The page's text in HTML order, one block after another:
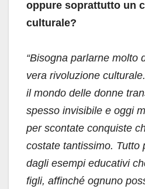
oppure soprattutto un
culturale?
“Bisogna parlarne molto
vera rivoluzione
il mondo delle donne
spesso invisibile e oggi
per scontate conquiste
costate tantissimo. Tutto
dagli esempi educativi
figli, affinché ognuno